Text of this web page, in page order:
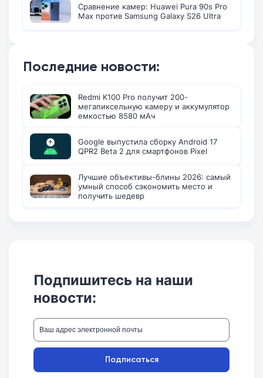
Сравнение камер: Huawei Pura 90s Pro
Max против Samsung Galaxy S26 Ultra
Последние новости:
Redmi K100 Pro получит 200-
мегапиксельную камеру и аккумулятор
емкостью 8580 мАч
Google выпустила сборку Android 17
QPR2 Beta 2 для смартфонов Pixel
Лучшие объективы-блины 2026: самый
умный способ сэкономить место и
получить шедевр
Подпишитесь на наши
новости:
Подписаться